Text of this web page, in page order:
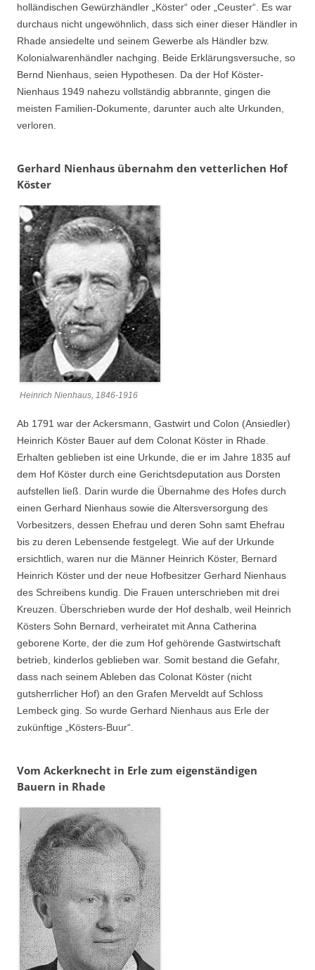
holländischen Gewürzhändler „Köster“ oder „Ceuster“. Es war
durchaus nicht ungewöhnlich, dass sich einer dieser Händler in
Rhade ansiedelte und seinem Gewerbe als Händler bzw.
Kolonialwarenhändler nachging. Beide Erklärungsversuche, so
Bernd Nienhaus, seien Hypothesen. Da der Hof Köster-
Nienhaus 1949 nahezu vollständig abbrannte, gingen die
meisten Familien-Dokumente, darunter auch alte Urkunden,
verloren.
Gerhard Nienhaus übernahm den vetterlichen Hof
Köster
Heinrich Nienhaus, 1846-1916
Ab 1791 war der Ackersmann, Gastwirt und Colon (Ansiedler)
Heinrich Köster Bauer auf dem Colonat Köster in Rhade.
Erhalten geblieben ist eine Urkunde, die er im Jahre 1835 auf
dem Hof Köster durch eine Gerichtsdeputation aus Dorsten
aufstellen ließ. Darin wurde die Übernahme des Hofes durch
einen Gerhard Nienhaus sowie die Altersversorgung des
Vorbesitzers, dessen Ehefrau und deren Sohn samt Ehefrau
bis zu deren Lebensende festgelegt. Wie auf der Urkunde
ersichtlich, waren nur die Männer Heinrich Köster, Bernard
Heinrich Köster und der neue Hofbesitzer Gerhard Nienhaus
des Schreibens kundig. Die Frauen unterschrieben mit drei
Kreuzen. Überschrieben wurde der Hof deshalb, weil Heinrich
Kösters Sohn Bernard, verheiratet mit Anna Catherina
geborene Korte, der die zum Hof gehörende Gastwirtschaft
betrieb, kinderlos geblieben war. Somit bestand die Gefahr,
dass nach seinem Ableben das Colonat Köster (nicht
gutsherrlicher Hof) an den Grafen Merveldt auf Schloss
Lembeck ging. So wurde Gerhard Nienhaus aus Erle der
zukünftige „Kösters-Buur“.
Vom Ackerknecht in Erle zum eigenständigen
Bauern in Rhade